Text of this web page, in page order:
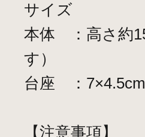
サイズ
本体 ：高さ約
す）
台座 ：7×4.5cm
【注意事項】